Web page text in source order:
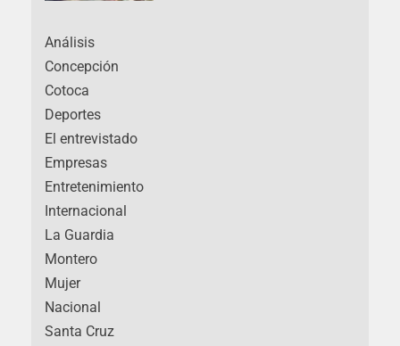
Análisis
Concepción
Cotoca
Deportes
El entrevistado
Empresas
Entretenimiento
Internacional
La Guardia
Montero
Mujer
Nacional
Santa Cruz